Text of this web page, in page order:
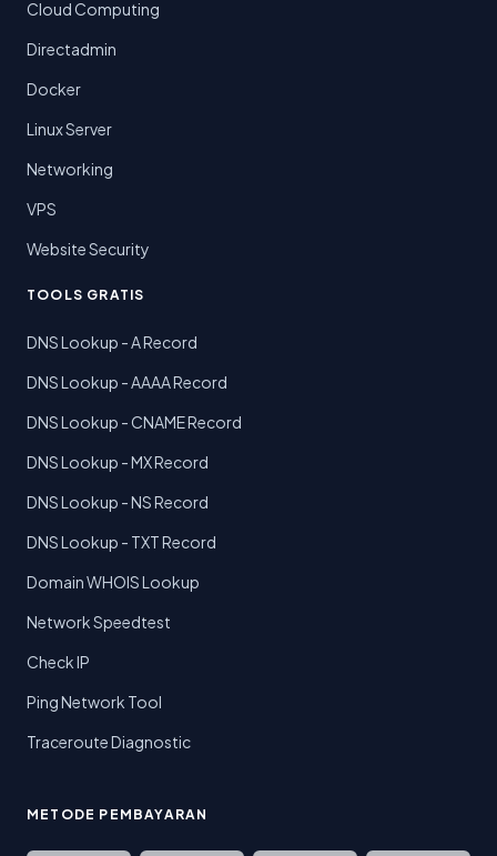
Cloud Computing
Directadmin
Docker
Linux Server
Networking
VPS
Website Security
TOOLS GRATIS
DNS Lookup - A Record
DNS Lookup - AAAA Record
DNS Lookup - CNAME Record
DNS Lookup - MX Record
DNS Lookup - NS Record
DNS Lookup - TXT Record
Domain WHOIS Lookup
Network Speedtest
Check IP
Ping Network Tool
Traceroute Diagnostic
METODE PEMBAYARAN